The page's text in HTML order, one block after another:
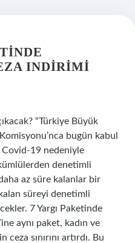
INDIRIMI
“Türkiye Büyük
bugün kabul
Covid-19 nedeniyle
denetimli
az süre kalanlar bir
süreyi denetimli
7 Yargı Paketinde
aynı paket, kadın ve
sınırını artırdı. Bu